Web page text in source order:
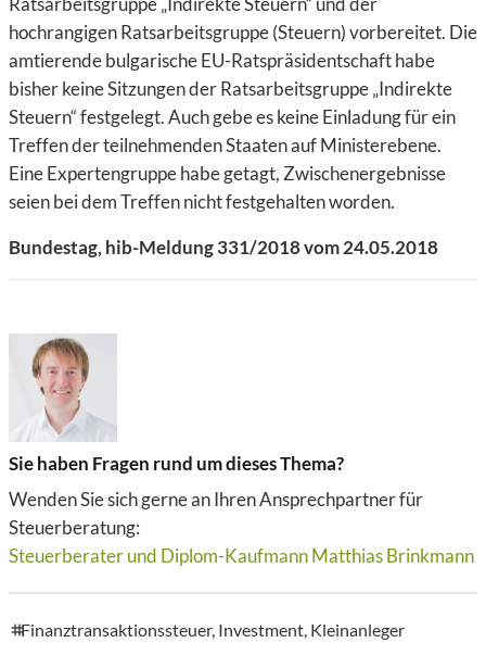
hochrangigen Ratsarbeitsgruppe (Steuern) vorbereitet. Die
amtierende bulgarische EU-Ratspräsidentschaft habe
bisher keine Sitzungen der Ratsarbeitsgruppe „Indirekte
Steuern“ festgelegt. Auch gebe es keine Einladung für ein
Treffen der teilnehmenden Staaten auf Ministerebene.
Eine Expertengruppe habe getagt, Zwischenergebnisse
seien bei dem Treffen nicht festgehalten worden.
Bundestag, hib-Meldung 331/2018 vom 24.05.2018
Sie haben Fragen rund um dieses Thema?
Wenden Sie sich gerne an Ihren Ansprechpartner für
Steuerberatung:
Steuerberater und Diplom-Kaufmann Matthias Brinkmann
tags
Finanztransaktionssteuer, Investment, Kleinanleger